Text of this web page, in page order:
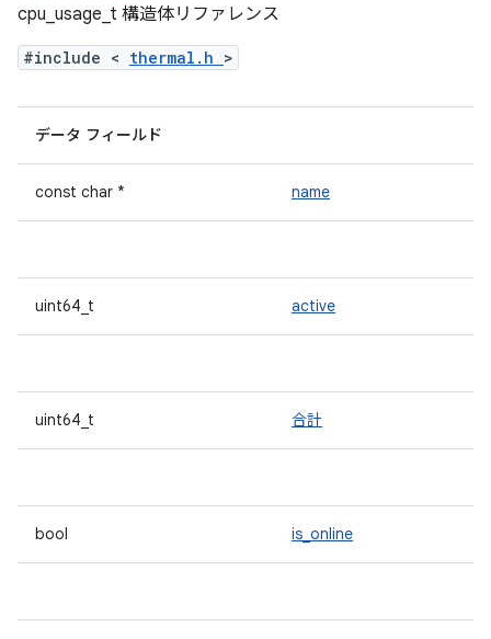
cpu_usage_t 構造体リファレンス
#include < thermal.h >
データ フィールド
const char * name
uint64_t active
uint64_t 合計
bool is_online